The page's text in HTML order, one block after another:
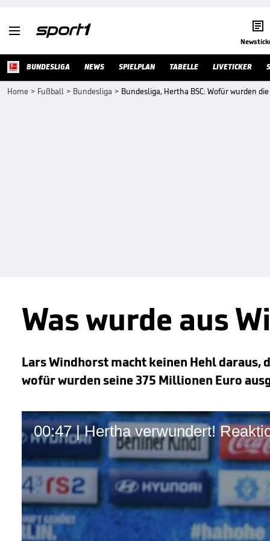
 
BUNDESLIGA NEWS SPIELPLAN TABELLE LIVETICKER
Home > Fußball > Bundesliga > Bundesliga, Hertha BSC: Wofür wurden
Was wurde aus
Lars Windhorst macht keinen Hehl daraus,
wofür wurden seine 375 Millionen Euro
00:47 | Hertha verwundert!